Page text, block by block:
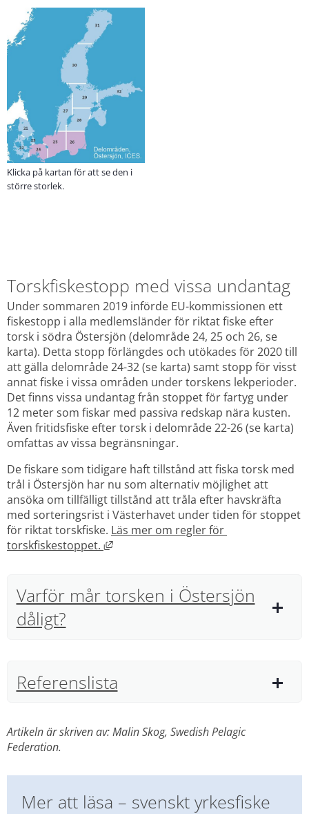
Klicka på kartan för att se den i
större storlek.
Torskfiskestopp med vissa undantag
Under sommaren 2019 införde EU-kommissionen ett
fiskestopp i alla medlemsländer för riktat fiske efter
torsk i södra Östersjön (delområde 24, 25 och 26, se
karta). Detta stopp förlängdes och utökades för 2020 till
att gälla delområde 24-32 (se karta) samt stopp för visst
annat fiske i vissa områden under torskens lekperioder.
Det finns vissa undantag från stoppet för fartyg under
12 meter som fiskar med passiva redskap nära kusten.
Även fritidsfiske efter torsk i delområde 22-26 (se karta)
omfattas av vissa begränsningar.
De fiskare som tidigare haft tillstånd att fiska torsk med
trål i Östersjön har nu som alternativ möjlighet att
ansöka om tillfälligt tillstånd att tråla efter havskräfta
med sorteringsrist i Västerhavet under tiden för stoppet
för riktat torskfiske. Läs mer om regler för
torskfiskestoppet.
Länk till annan webbplats, öppnas i
Varför mår torsken i Östersjön
dåligt?
Referenslista
Artikeln är skriven av: Malin Skog, Swedish Pelagic
Federation.
Mer att läsa – svenskt yrkesfiske